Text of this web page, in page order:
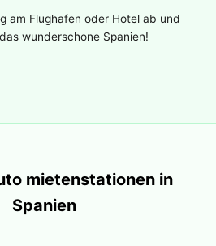
am Flughafen oder Hotel ab und
wunderschone Spanien!
mietenstationen in
Spanien